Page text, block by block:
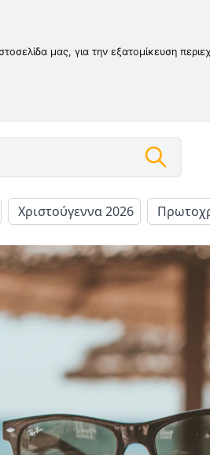
μας, για την εξατομίκευση
Χριστούγεννα 2026